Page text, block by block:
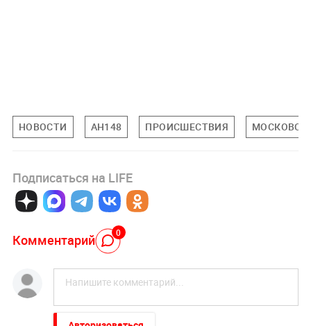
НОВОСТИ АН148 ПРОИСШЕСТВИЯ
Подписаться на LIFE
Комментарий 0